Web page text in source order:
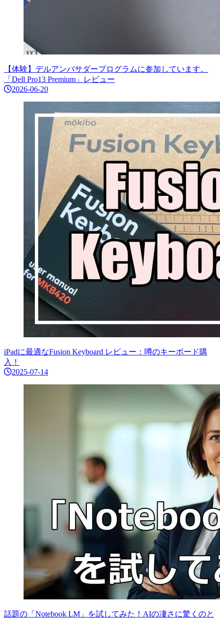
【体験】デルアンバサダープログラムに参加しています。
「Dell Pro13 Premium」レビュー
2026-06-20
iPadに最適なFusion Keyboard レビュー：噂のキーボード購
入！
2025-07-14
話題の「Notebook LM」を試してみた！AIの凄さに驚くのと